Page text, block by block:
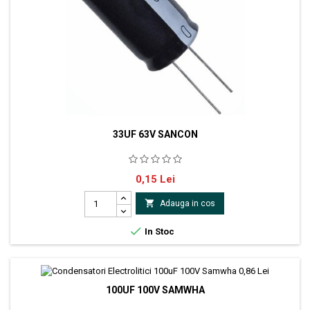
33UF 63V SANCON
Condensator electrolitic 33uf 63V 6x12mm 105° producator Sancon
Pret
0,15 Lei
 Adauga in cos
 In Stoc
100UF 100V SAMWHA